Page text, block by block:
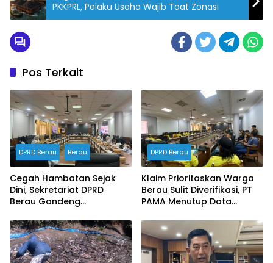
PKKPRL, Pelaku Usaha Wajib Taat Zonasi
Pos Terkait
DPRD Berau Berau
Cegah Hambatan Sejak
Dini, Sekretariat DPRD
Berau Gandeng
Dokumen Manajemen
Risiko Tahun 2026
DPRD Berau
Klaim Prioritaskan Warga
Berau Sulit Diverifikasi, PT
PAMA Menutup Data
RDP DPRD